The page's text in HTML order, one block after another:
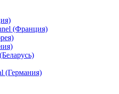
(Франция)
(Германия)